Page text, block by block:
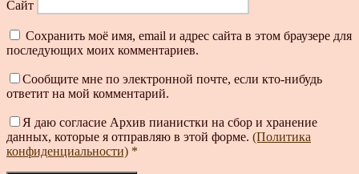
Сайт
Сохранить моё имя, email и адрес сайта в этом браузере для
последующих моих комментариев.
Сообщите мне по электронной почте, если кто-нибудь
ответит на мой комментарий.
Я даю согласие Архив пианистки на сбор и хранение
данных, которые я отправляю в этой форме. (Политика
конфиденциальности) *